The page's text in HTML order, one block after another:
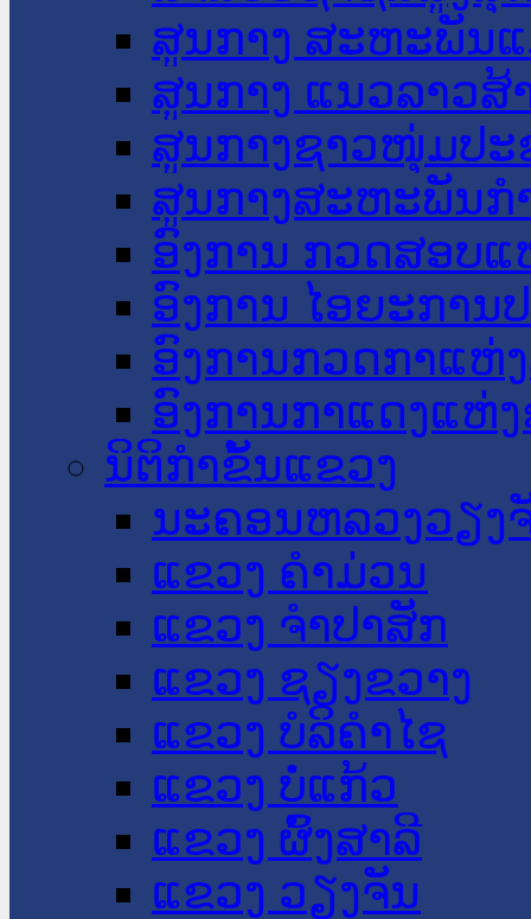
ສູນກາງ ສະຫະພັນ
ສູນກາງ ແນວລາວສ້
ສູນກາງຊາວໜຸ່ມປະ
ສູນກາງສະຫະພັນກ
ອົງການ ກວດສອບແ
ອົງການ ໄອຍະການ
ອົງການກວດກາແຫ່
ອົງການກາແດງແຫ່
ນິຕິກໍາຂັ້ນແຂວງ
ນະ​ຄອນ​ຫລວງວຽງ
ແຂວງ ຄໍາມ່ວນ
ແຂວງ ຈໍາປາສັກ
ແຂວງ ຊຽງຂວາງ
ແຂວງ ບໍລິຄໍາໄຊ
ແຂວງ ບໍ່ແກ້ວ
ແຂວງ ຜົ້ງສາລີ
ແຂວງ ວຽງຈັນ